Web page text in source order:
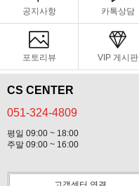
공지사항 카톡상담
포토리뷰 VIP 게시판
CS CENTER
051-324-4809
평일 09:00 ~ 18:00
주말 09:00 ~ 16:00